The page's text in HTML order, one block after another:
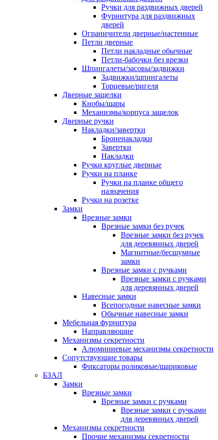
Ручки для раздвижных дверей
Фурнитура для раздвижных
дверей
Ограничители дверные/настенные
Петли дверные
Петли накладные обычные
Петли-бабочки без врезки
Шпингалеты/засовы/задвижки
Задвижки/шпингалеты
Торцевые/ригеля
Дверные защелки
Кнобы/шары
Механизмы/корпуса защелок
Дверные ручки
Накладки/завертки
Броненакладки
Завертки
Накладки
Ручки круглые дверные
Ручки на планке
Ручки на планке общего
назначения
Ручки на розетке
Замки
Врезные замки
Врезные замки без ручек
Врезные замки без ручек
для деревянных дверей
Магнитные/бесшумные
замки
Врезные замки с ручками
Врезные замки с ручками
для деревянных дверей
Навесные замки
Всепогодные навесные замки
Обычные навесные замки
Мебельная фурнитура
Направляющие
Механизмы секретности
Алюминиевые механизмы секретности
Сопутствующие товары
Фиксаторы роликовые/шариковые
БЗАЛ
Замки
Врезные замки
Врезные замки с ручками
Врезные замки с ручками
для деревянных дверей
Механизмы секретности
Прочие механизмы секретности